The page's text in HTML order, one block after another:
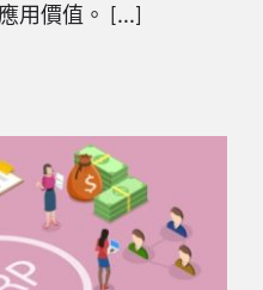
用價值。 [...]